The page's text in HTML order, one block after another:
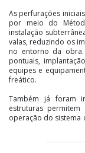
As perfurações
por meio do
instalação
valas, reduzindo os
no entorno da obra.
pontuais,
equipes e
freático.
Também já foram
estruturas
operação do sistema